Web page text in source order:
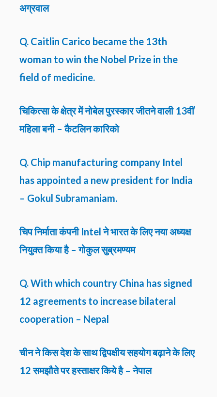
अग्रवाल
Q. Caitlin Carico became the 13th
woman to win the Nobel Prize in the
field of medicine.
चिकित्सा के क्षेत्र में नोबेल पुरस्कार जीतने वाली 13वीं
महिला बनी – कैटलिन कारिको
Q. Chip manufacturing company Intel
has appointed a new president for India
– Gokul Subramaniam.
चिप निर्माता कंपनी Intel ने भारत के लिए नया अध्यक्ष
नियुक्त किया है – गोकुल सुब्रमण्यम
Q. With which country China has signed
12 agreements to increase bilateral
cooperation – Nepal
चीन ने किस देश के साथ द्विपक्षीय सहयोग बढ़ाने के लिए
12 समझौते पर हस्ताक्षर किये है – नेपाल